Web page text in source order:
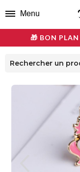
🎁 BON PLAN
Menu